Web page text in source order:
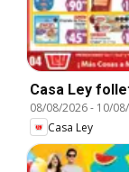
Casa Ley
08/08/2026- 10/
Casa Ley